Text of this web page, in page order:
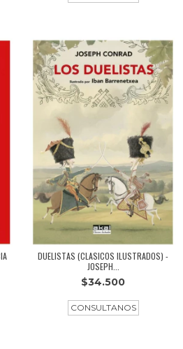
DUELISTAS (CLASICOS ILUSTRADOS) -
JOSEPH...
$34.500